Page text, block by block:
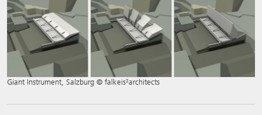
Giant Instrument, Salzburg © falkeis²architects